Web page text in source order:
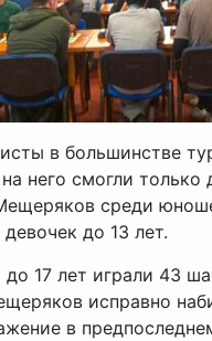
в большинстве
на него смогли
среди
до 13 лет.
17 лет играли 43
исправно
в